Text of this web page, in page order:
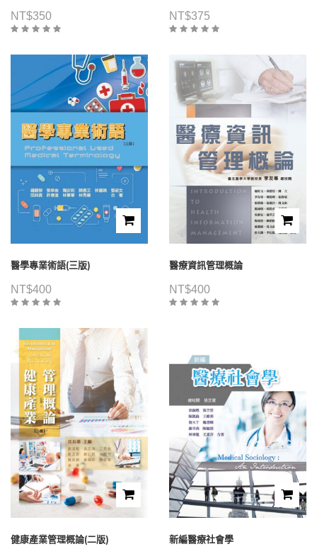
NT$350 NT$375
醫學專業術語(三版)
NT$400
醫療資訊管理概論
NT$400
健康產業管理概論(二版) 新編醫療社會學